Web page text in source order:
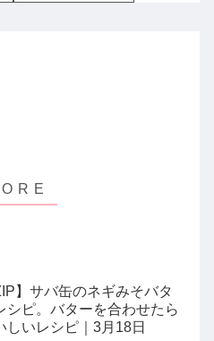
】サバ缶のネギみそバタ
シピ。バターを合わせたら
しいレシピ｜3月18日